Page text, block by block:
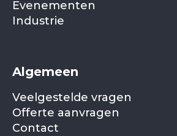
Evenementen
Industrie
Algemeen
Veelgestelde vragen
Offerte aanvragen
Contact